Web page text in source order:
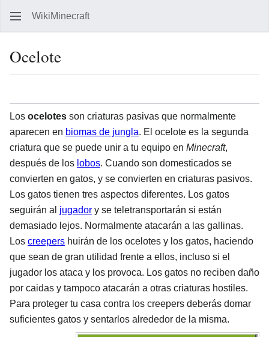
WikiMinecraft
Ocelote
Los ocelotes son criaturas pasivas que normalmente
aparecen en biomas de jungla. El ocelote es la segunda
criatura que se puede unir a tu equipo en Minecraft,
después de los lobos. Cuando son domesticados se
convierten en gatos, y se convierten en criaturas pasivos.
Los gatos tienen tres aspectos diferentes. Los gatos
seguirán al jugador y se teletransportarán si están
demasiado lejos. Normalmente atacarán a las gallinas.
Los creepers huirán de los ocelotes y los gatos, haciendo
que sean de gran utilidad frente a ellos, incluso si el
jugador los ataca y los provoca. Los gatos no reciben daño
por caidas y tampoco atacarán a otras criaturas hostiles.
Para proteger tu casa contra los creepers deberás domar
suficientes gatos y sentarlos alrededor de la misma.